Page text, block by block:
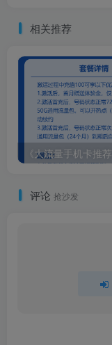
相关推荐
评论 抢沙发